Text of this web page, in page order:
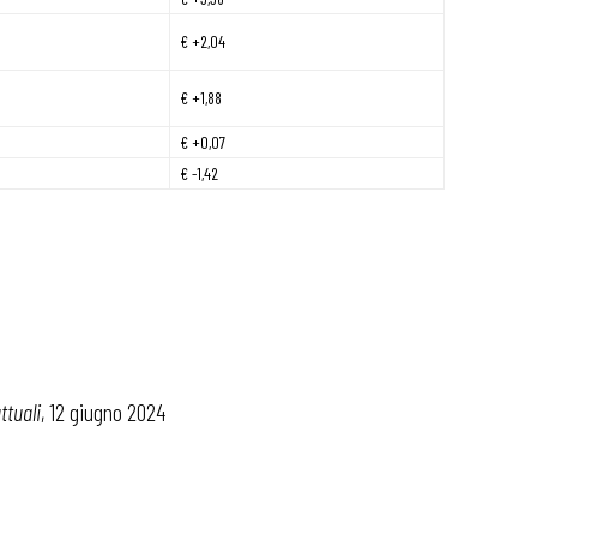
€ +2,04
€ +1,88
€ +0,07
€ -1,42
, 12 giugno 2024